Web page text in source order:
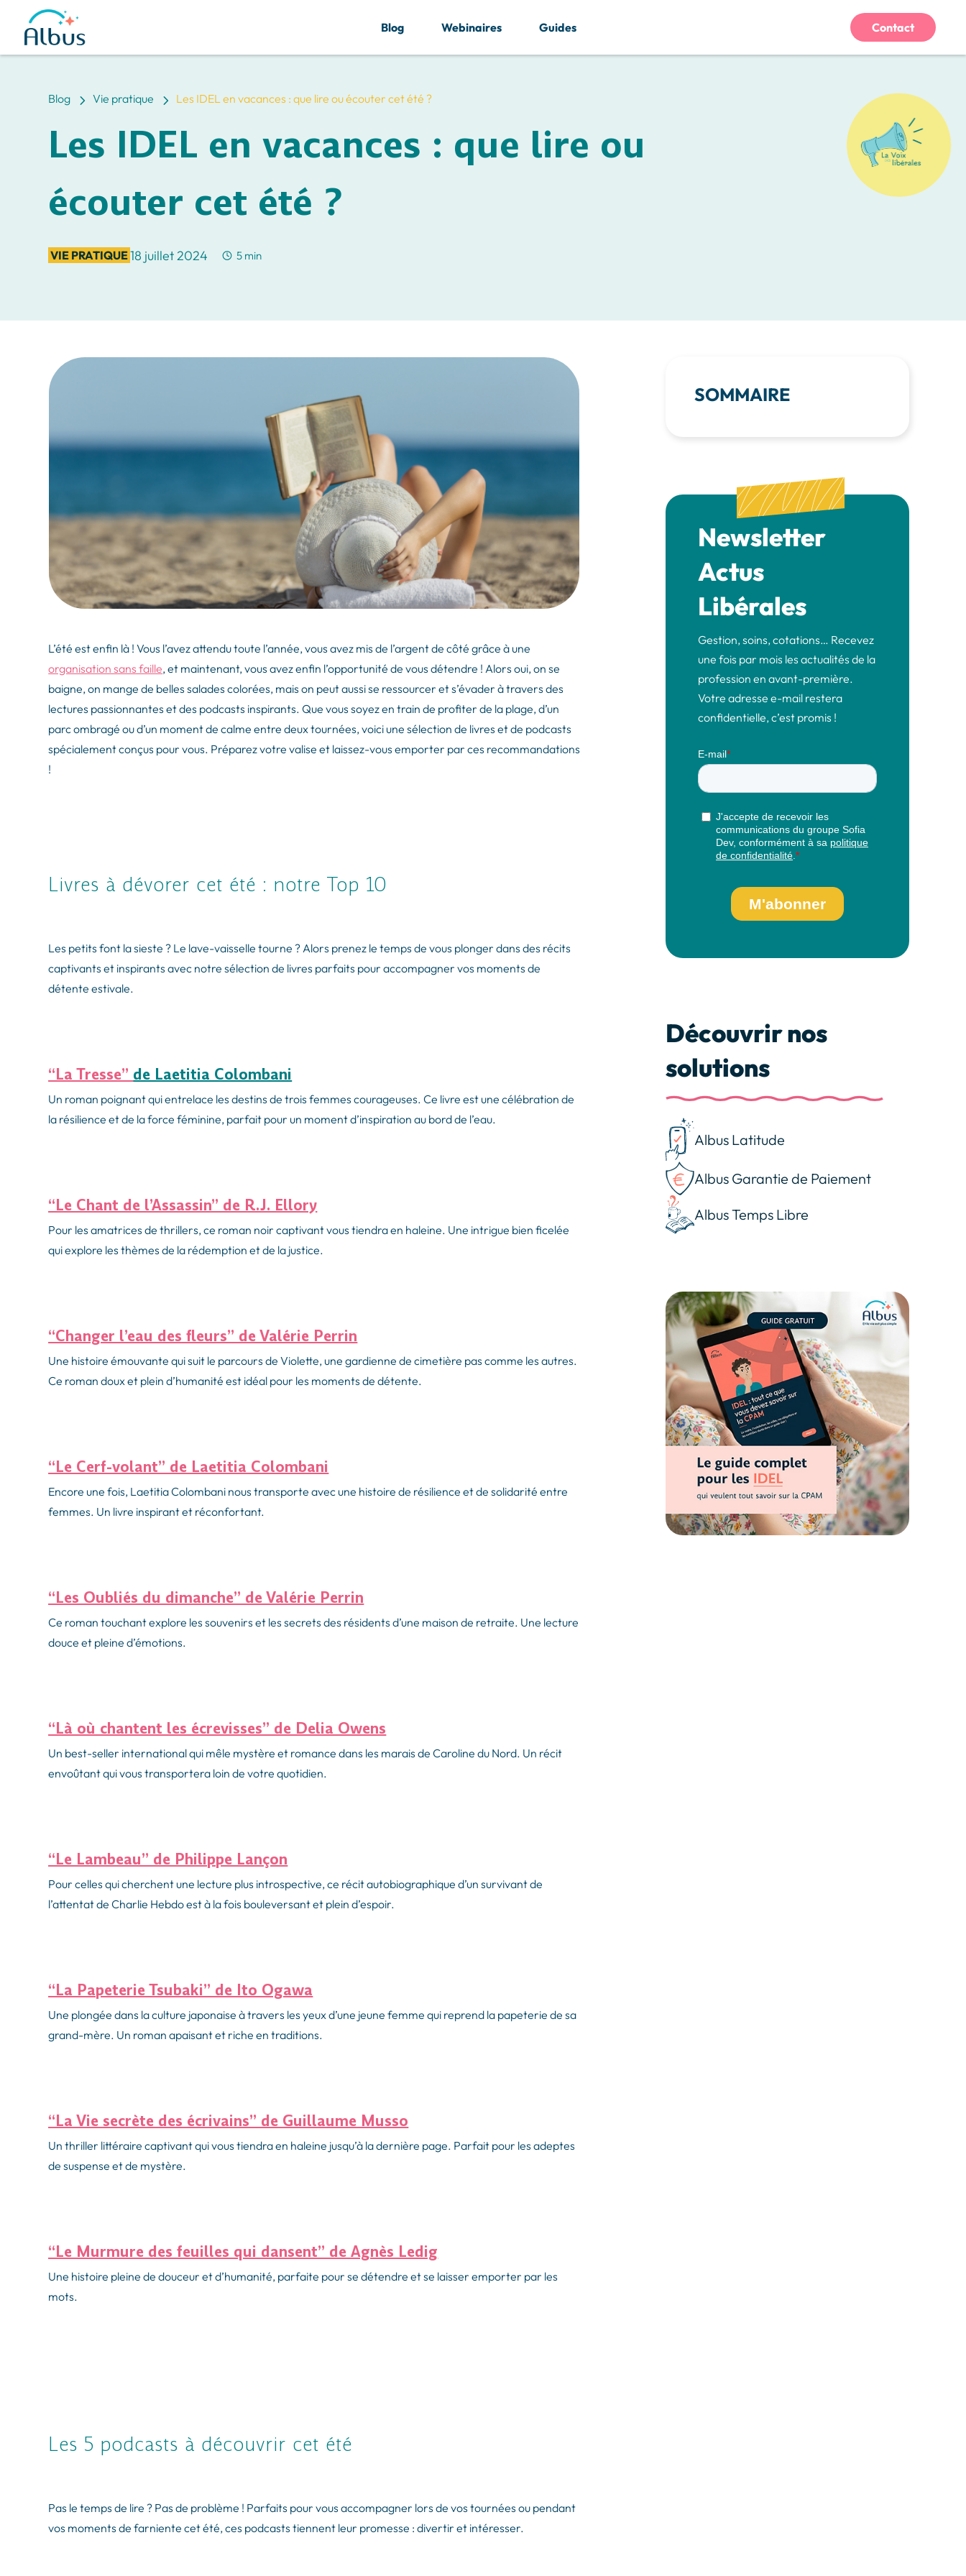
Blog 5 Vie pratique 5 Les IDEL en vacances : que lire ou écouter cet été ?
Les IDEL en vacances : que lire ou
écouter cet été ?
VIE PRATIQUE18 juillet 2024 5 min
L’été est enfin là ! Vous l’avez attendu toute l’année, vous avez mis de l’argent de côté grâce à une
organisation sans faille, et maintenant, vous avez enfin l’opportunité de vous détendre ! Alors oui, on se
baigne, on mange de belles salades colorées, mais on peut aussi se ressourcer et s’évader à travers des
lectures passionnantes et des podcasts inspirants. Que vous soyez en train de profiter de la plage, d’un
parc ombragé ou d’un moment de calme entre deux tournées, voici une sélection de livres et de podcasts
spécialement conçus pour vous. Préparez votre valise et laissez-vous emporter par ces recommandations
!
Livres à dévorer cet été : notre Top 10
Les petits font la sieste ? Le lave-vaisselle tourne ? Alors prenez le temps de vous plonger dans des récits
captivants et inspirants avec notre sélection de livres parfaits pour accompagner vos moments de
détente estivale.
“La Tresse” de Laetitia Colombani
Un roman poignant qui entrelace les destins de trois femmes courageuses. Ce livre est une célébration de
la résilience et de la force féminine, parfait pour un moment d’inspiration au bord de l’eau.
“Le Chant de l’Assassin” de R.J. Ellory
Pour les amatrices de thrillers, ce roman noir captivant vous tiendra en haleine. Une intrigue bien ficelée
qui explore les thèmes de la rédemption et de la justice.
“Changer l’eau des fleurs” de Valérie Perrin
Une histoire émouvante qui suit le parcours de Violette, une gardienne de cimetière pas comme les autres.
Ce roman doux et plein d’humanité est idéal pour les moments de détente.
“Le Cerf-volant” de Laetitia Colombani
Encore une fois, Laetitia Colombani nous transporte avec une histoire de résilience et de solidarité entre
femmes. Un livre inspirant et réconfortant.
“Les Oubliés du dimanche” de Valérie Perrin
Ce roman touchant explore les souvenirs et les secrets des résidents d’une maison de retraite. Une lecture
douce et pleine d’émotions.
“Là où chantent les écrevisses” de Delia Owens
Un best-seller international qui mêle mystère et romance dans les marais de Caroline du Nord. Un récit
envoûtant qui vous transportera loin de votre quotidien.
“Le Lambeau” de Philippe Lançon
Pour celles qui cherchent une lecture plus introspective, ce récit autobiographique d’un survivant de
l’attentat de Charlie Hebdo est à la fois bouleversant et plein d’espoir.
“La Papeterie Tsubaki” de Ito Ogawa
Une plongée dans la culture japonaise à travers les yeux d’une jeune femme qui reprend la papeterie de sa
grand-mère. Un roman apaisant et riche en traditions.
“La Vie secrète des écrivains” de Guillaume Musso
Un thriller littéraire captivant qui vous tiendra en haleine jusqu’à la dernière page. Parfait pour les adeptes
de suspense et de mystère.
“Le Murmure des feuilles qui dansent” de Agnès Ledig
Une histoire pleine de douceur et d’humanité, parfaite pour se détendre et se laisser emporter par les
mots.
Les 5 podcasts à découvrir cet été
Pas le temps de lire ? Pas de problème ! Parfaits pour vous accompagner lors de vos tournées ou pendant
vos moments de farniente cet été, ces podcasts tiennent leur promesse : divertir et intéresser.
SOMMAIRE
Newsletter
Actus
Libérales
Gestion, soins, cotations… Recevez
une fois par mois les actualités de la
profession en avant-première.
Votre adresse e-mail restera
confidentielle, c’est promis !
Découvrir nos
solutions
Albus Latitude
Albus Garantie de Paiement
Albus Temps Libre
Blog Webinaires Guides Contact